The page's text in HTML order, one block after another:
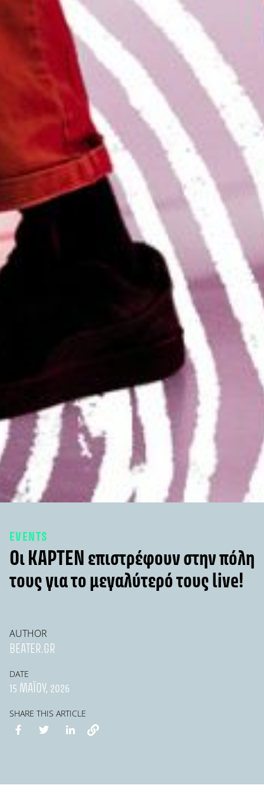
EVENTS
Οι KAPTEN επιστρέφουν στην πόλη
τους για το μεγαλύτερό τους live!
AUTHOR
BEATER.GR
DATE
15 ΜΑΪ́ΟΥ, 2026
SHARE THIS ARTICLE